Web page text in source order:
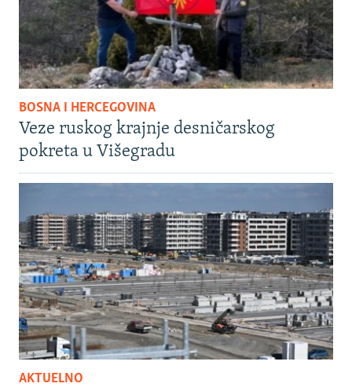
BOSNA I HERCEGOVINA
Veze ruskog krajnje desničarskog
pokreta u Višegradu
AKTUELNO